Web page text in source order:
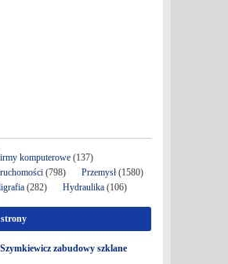
komputerowe (137)
(798) Przemysł(1580)
(282) Hydraulika (106)
zabudowy szklane